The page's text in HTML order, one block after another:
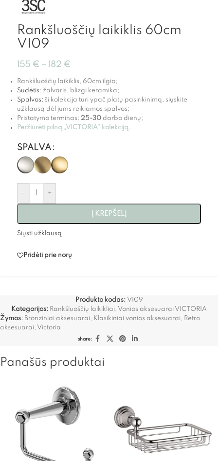
Rankšluoščių laikiklis 60cm
VI09
155 € – 182 €
Rankšluoščių laikiklis, 60cm ilgio;
Sudėtis: žalvaris, blizgi keramika;
Spalvos: ši kolekcija turi ypač platų pasirikinimą, siųskite
užklausą dėl jums reikiamos spalvos;
Pristatymo terminas: 25-30 darbo dienų;
Peržiūrėti pilną „VICTORIA” kolekciją.
SPALVA
- +
Į KREPŠELĮ
Siųsti užklausą
Pridėti prie norų
Produkto kodas: VI09
Kategorijos: Rankšluoščių laikikliai, Vonios aksesuarai VICTORIA
Žymos: Bronziniai aksesuarai, Klasikiniai vonios aksesuarai, Retro
aksesuarai, Victoria
share:
Panašūs produktai